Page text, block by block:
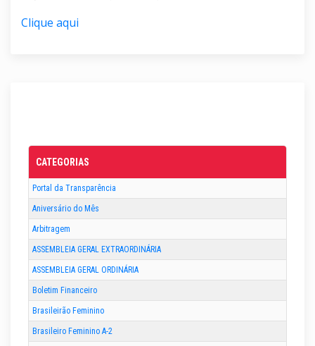
Clique aqui
CATEGORIAS
Portal da Transparência
Aniversário do Mês
Arbitragem
ASSEMBLEIA GERAL EXTRAORDINÁRIA
ASSEMBLEIA GERAL ORDINÁRIA
Boletim Financeiro
Brasileirão Feminino
Brasileiro Feminino A-2